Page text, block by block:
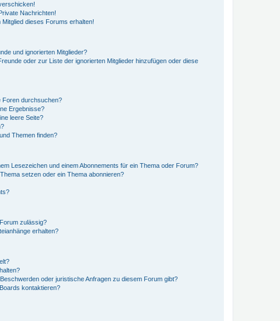
Nachrichten!
dieses Forums erhalten!
und ignorierten Mitglieder?
oder zur Liste der ignorierten Mitglieder hinzufügen oder diese
Foren durchsuchen?
Ergebnisse?
leere Seite?
Themen finden?
Lesezeichen und einem Abonnements für ein Thema oder Forum?
setzen oder ein Thema abonnieren?
zulässig?
erhalten?
oder juristische Anfragen zu diesem Forum gibt?
kontaktieren?